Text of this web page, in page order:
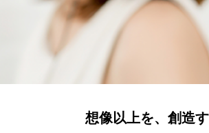
想像以上を、創造